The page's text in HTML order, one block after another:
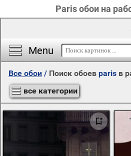
Paris обои на
Menu
Все обои / Поиск обоев paris в
все категории